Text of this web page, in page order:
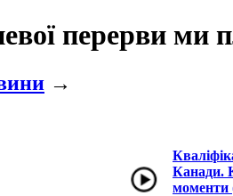
перерви ми
→
Канади.